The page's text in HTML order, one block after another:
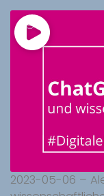
2023-05-06 –